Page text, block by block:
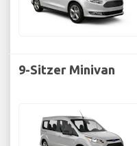
9-Sitzer Minivan